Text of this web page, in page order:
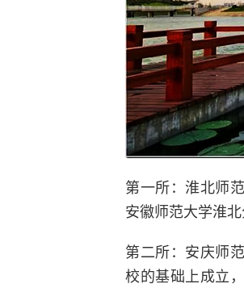
第一所：淮北师
安徽师范大学淮
第二所：安庆师
校的基础上成立